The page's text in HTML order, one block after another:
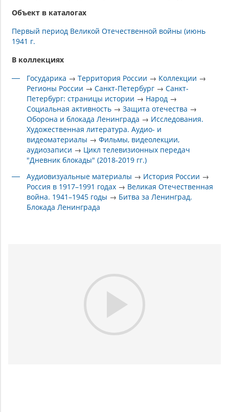
Объект в каталогах
Первый период Великой Отечественной войны (июнь
1941 г.
В коллекциях
Государика →Территория России → Коллекции →
Регионы России →Санкт-Петербург →Санкт-
Петербург: страницы истории → Народ →
Социальная активность →Защита отечества →
Оборона и блокада Ленинграда → Исследования.
Художественная литература. Аудио- и
видеоматериалы →Фильмы, видеолекции,
аудиозаписи → Цикл телевизионных передач
"Дневник блокады" (2018-2019 гг.)
Аудиовизуальные материалы → История России →
Россия в 1917–1991 годах → Великая Отечественная
война. 1941–1945 годы → Битва за Ленинград.
Блокада Ленинграда
Play
Video